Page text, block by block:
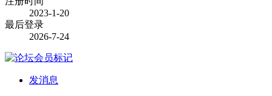
2023-1-20
最后登录
2026-7-24
发消息